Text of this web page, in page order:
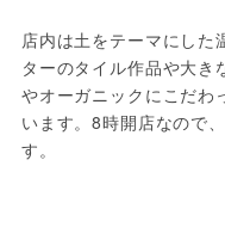
店内は土をテーマにした
ターのタイル作品や大
やオーガニックにこだわ
います。8時開店なので
す。